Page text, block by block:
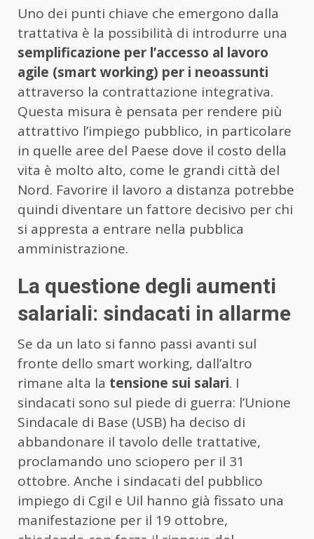
Uno dei punti chiave che emergono dalla
trattativa è la possibilità di introdurre una
semplificazione per l’accesso al lavoro
agile (smart working) per i neoassunti
attraverso la contrattazione integrativa.
Questa misura è pensata per rendere più
attrattivo l’impiego pubblico, in particolare
in quelle aree del Paese dove il costo della
vita è molto alto, come le grandi città del
Nord. Favorire il lavoro a distanza potrebbe
quindi diventare un fattore decisivo per chi
si appresta a entrare nella pubblica
amministrazione.
La questione degli aumenti
salariali: sindacati in allarme
Se da un lato si fanno passi avanti sul
fronte dello smart working, dall’altro
rimane alta la tensione sui salari. I
sindacati sono sul piede di guerra: l’Unione
Sindacale di Base (USB) ha deciso di
abbandonare il tavolo delle trattative,
proclamando uno sciopero per il 31
ottobre. Anche i sindacati del pubblico
impiego di Cgil e Uil hanno già fissato una
manifestazione per il 19 ottobre,